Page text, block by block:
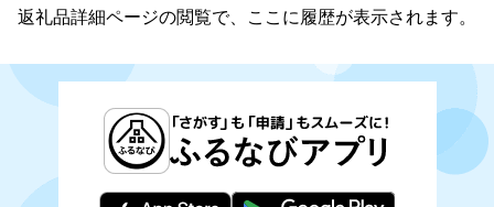
返礼品詳細ページの閲覧で、ここに履歴が表示されます。